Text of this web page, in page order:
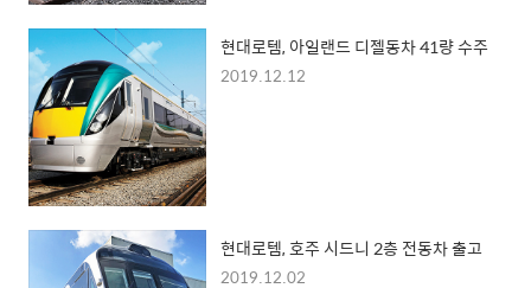
현대로템, 아일랜드 디젤동차 41량 수주
2019.12.12
현대로템, 호주 시드니 2층 전동차 출고
2019.12.02